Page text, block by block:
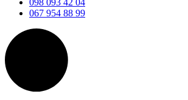
067 954 88 99